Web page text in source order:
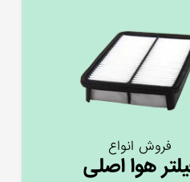
فروش انواع
هوا اصلی